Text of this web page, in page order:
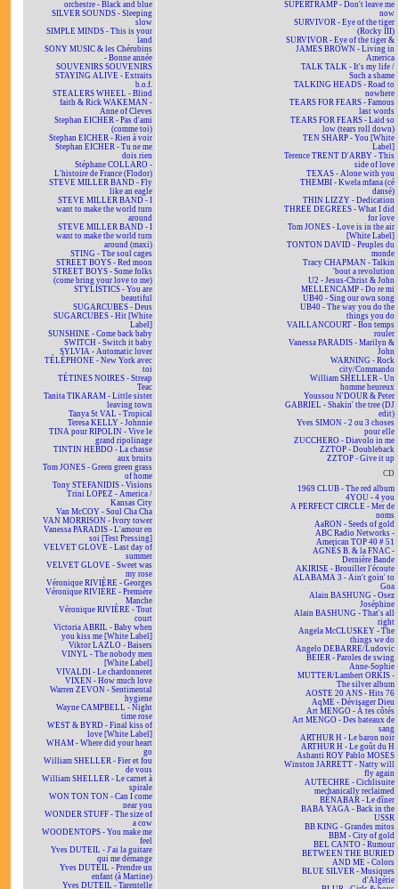
orchestre - Black and blue
SILVER SOUNDS - Sleeping
slow
SIMPLE MINDS - This is your
land
SONY MUSIC & les Chérubins
- Bonne année
SOUVENIRS SOUVENIRS
STAYING ALIVE - Extraits
b.o.f.
STEALERS WHEEL - Blind
faith & Rick WAKEMAN -
Anne of Cleves
Stephan EICHER - Pas d'ami
(comme toi)
Stephan EICHER - Rien à voir
Stephan EICHER - Tu ne me
dois rien
Stéphane COLLARO -
L'histoire de France (Flodor)
STEVE MILLER BAND - Fly
like an eagle
STEVE MILLER BAND - I
want to make the world turn
around
STEVE MILLER BAND - I
want to make the world turn
around (maxi)
STING - The soul cages
STREET BOYS - Red moon
STREET BOYS - Some folks
(come bring your love to me)
STYLISTICS - You are
beautiful
SUGARCUBES - Deus
SUGARCUBES - Hit [White
Label]
SUNSHINE - Come back baby
SWITCH - Switch it baby
SYLVIA - Automatic lover
TÉLÉPHONE - New York avec
toi
TÉTINES NOIRES - Streap
Teac
Tanita TIKARAM - Little sister
leaving town
Tanya St VAL - Tropical
Teresa KELLY - Johnnie
TINA pour RIPOLIN - Vive le
grand ripolinage
TINTIN HEBDO - La chasse
aux bruits
Tom JONES - Green green grass
of home
Tony STEFANIDIS - Visions
Trini LOPEZ - America /
Kansas City
Van McCOY - Soul Cha Cha
VAN MORRISON - Ivory tower
Vanessa PARADIS - L'amour en
soi [Test Pressing]
VELVET GLOVE - Last day of
summer
VELVET GLOVE - Sweet was
my rose
Véronique RIVIÈRE - Georges
Véronique RIVIÈRE - Première
Manche
Véronique RIVIÈRE - Tout
court
Victoria ABRIL - Baby when
you kiss me [White Label]
Viktor LAZLO - Baisers
VINYL - The nobody men
[White Label]
VIVALDI - Le chardonneret
VIXEN - How much love
Warren ZEVON - Sentimental
hygiene
Wayne CAMPBELL - Night
time rose
WEST & BYRD - Final kiss of
love [White Label]
WHAM - Where did your heart
go
William SHELLER - Fier et fou
de vous
William SHELLER - Le carnet à
spirale
WON TON TON - Can I come
near you
WONDER STUFF - The size of
a cow
WOODENTOPS - You make me
feel
Yves DUTEIL - J'ai la guitare
qui me démange
Yves DUTEIL - Prendre un
enfant (à Martine)
Yves DUTEIL - Tarentelle
SUPERTRAMP - Don't leave me
now
SURVIVOR - Eye of the tiger
(Rocky III)
SURVIVOR - Eye of the tiger &
JAMES BROWN - Living in
America
TALK TALK - It's my life /
Such a shame
TALKING HEADS - Road to
nowhere
TEARS FOR FEARS - Famous
last words
TEARS FOR FEARS - Laid so
low (tears roll down)
TEN SHARP - You [White
Label]
Terence TRENT D'ARBY - This
side of love
TEXAS - Alone with you
THEMBI - Kwela mfana (cé
dansé)
THIN LIZZY - Dedication
THREE DEGREES - What I did
for love
Tom JONES - Love is in the air
[White Label]
TONTON DAVID - Peuples du
monde
Tracy CHAPMAN - Talkin
'bout a revolution
U2 - Jesus-Christ & John
MELLENCAMP - Do re mi
UB40 - Sing our own song
UB40 - The way you do the
things you do
VAILLANCOURT - Bon temps
rouler
Vanessa PARADIS - Marilyn &
John
WARNING - Rock
city/Commando
William SHELLER - Un
homme heureux
Youssou N'DOUR & Peter
GABRIEL - Shakin' the tree (DJ
edit)
Yves SIMON - 2 ou 3 choses
pour elle
ZUCCHERO - Diavolo in me
ZZTOP - Doubleback
ZZTOP - Give it up
CD
1969 CLUB - The red album
4YOU - 4 you
A PERFECT CIRCLE - Mer de
noms
AaRON - Seeds of gold
ABC Radio Networks -
American TOP 40 # 51
AGNÈS B. & la FNAC -
Dernière Bande
AKIRISE - Brouiller l'écoute
ALABAMA 3 - Ain't goin' to
Goa
Alain BASHUNG - Osez
Joséphine
Alain BASHUNG - That's all
right
Angela McCLUSKEY - The
things we do
Angelo DEBARRE/Ludovic
BEIER - Paroles de swing
Anne-Sophie
MUTTER/Lambert ORKIS -
The silver album
AOSTE 20 ANS - Hits 76
AqME - Dévisager Dieu
Art MENGO - À tes côtés
Art MENGO - Des bateaux de
sang
ARTHUR H - Le baron noir
ARTHUR H - Le goût du H
Ashanti ROY Pablo MOSES
Winston JARRETT - Natty will
fly again
AUTECHRE - Cichlisuite
mechanically reclaimed
BÉNABAR - Le dîner
BABA YAGA - Back in the
USSR
BB KING - Grandes mitos
BBM - City of gold
BEL CANTO - Rumour
BETWEEN THE BURIED
AND ME - Colors
BLUE SILVER - Musiques
d'Algérie